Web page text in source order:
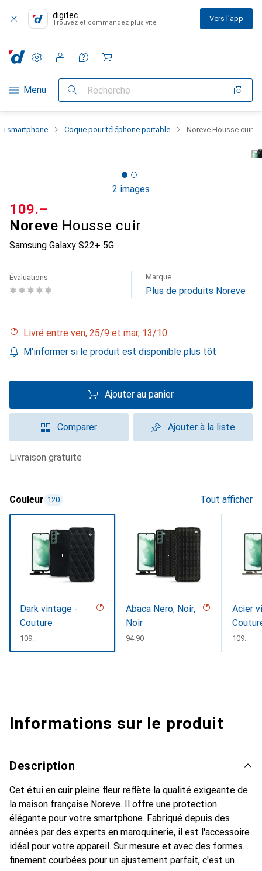
digitec
Trouvez et commandez plus vite Vers l'app
Navigation par catégorie
Menu Recherche
Paramètres
Compte client
Listes de comparaison
Listes d'envies
Panier
smartphone Coque pour téléphone portable Noreve Housse cuir
2 images
Noreve Housse cuir
Samsung Galaxy S22+ 5G
CHF
109.–
Évaluations Marque
Plus de produits Noreve
Livré entre ven, 25/9 et mar, 13/10
M'informer si le produit est disponible plus tôt
Ajouter au panier
Comparer Ajouter à la liste
livraison gratuite
Couleur 120 Tout afficher
Dark vintage -
Couture
CHF
109.–
Abaca Nero, Noir,
Noir
CHF
94.90
Acier
CHF
109.–
Informations sur le produit
Description
Cet étui en cuir pleine fleur reflète la qualité exigeante de
la maison française Noreve. Il offre une protection
élégante pour votre smartphone. Fabriqué depuis des
années par des experts en maroquinerie, il est l'accessoire
idéal pour votre appareil. Sur mesure et avec des formes
finement courbées pour un ajustement parfait, c'est un